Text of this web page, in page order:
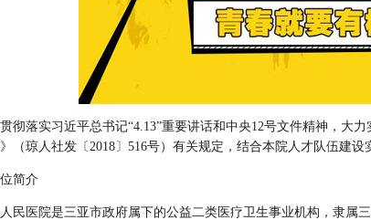
彻落实习近平总书记“4.13”重要讲话和中央12号文件精神，大
（琼人社发〔2018〕516号）有关规定，结合本院人才队伍建设
简介
民医院是三亚市政府属下的公益二类医疗卫生事业机构，隶属